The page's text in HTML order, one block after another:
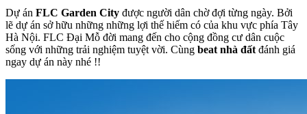
Dự án FLC Garden City được người dân chờ đợi từng ngày. Bởi
lẽ dự án sở hữu những những lợi thế hiếm có của khu vực phía Tây
Hà Nội. FLC Đại Mỗ đời mang đến cho cộng đồng cư dân cuộc
sống với những trải nghiệm tuyệt vời. Cùng beat nhà đất đánh giá
ngay dự án này nhé !!